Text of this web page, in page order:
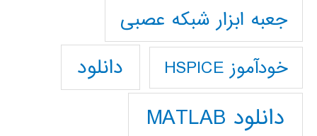
جعبه ابزار شبکه عصبی
خودآموز HSPICE دانلود
دانلود MATLAB